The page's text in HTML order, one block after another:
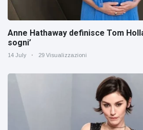
Anne Hathaway definisce Tom
sogni’
14 July 29 Visualizzazioni